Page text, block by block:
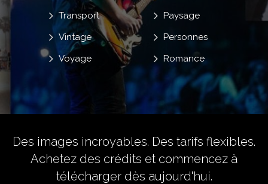
Paysage
Personnes
Romance
Transport
Vintage
Voyage
Des images incroyables. Des tarifs flexibles.
Achetez des crédits et commencez à
télécharger dès aujourd'hui.